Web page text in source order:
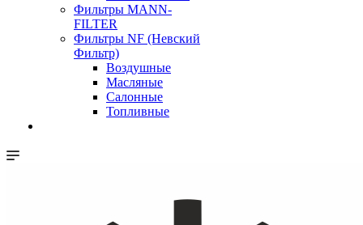
Фильтры MANN-
FILTER
Фильтры NF (Невский
Фильтр)
Воздушные
Масляные
Салонные
Топливные